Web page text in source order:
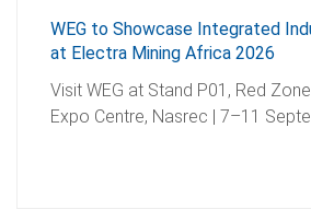
WEG to Showcase Integrated
at Electra Mining Africa 2026
Visit WEG at Stand P01, Red
Expo Centre, Nasrec | 7–11